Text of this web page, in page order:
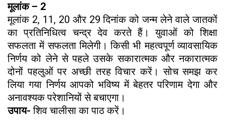
मूलांक – 2
मूलांक 2, 11, 20 और 29 दिनांक को जन्म लेने वाले जातकों
का प्रतिनिधित्व चन्द्र देव करते हैं। युवाओं को शिक्षा
सफलता में सफलता मिलेगी। किसी भी महत्वपूर्ण व्यावसायिक
निर्णय को लेने से पहले उसके सकारात्मक और नकारात्मक
दोनों पहलुओं पर अच्छी तरह विचार करें। सोच समझ कर
लिया गया निर्णय आपको भविष्य में बेहतर परिणाम देगा और
अनावश्यक परेशानियों से बचाएगा।
उपाय- शिव चालीसा का पाठ करें।